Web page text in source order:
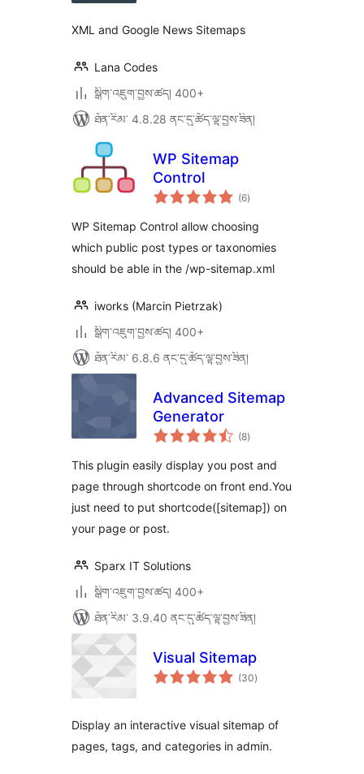
XML and Google News Sitemaps
Lana Codes
སྒྲིག་འཇུག་བྱས་ཚད། 400+
ཐོན་རིམ་ 4.8.28 ནང་དུ་ཚོད་ལྟ་བྱས་ཟིན།
WP Sitemap
Control
(6གདེང་
འཇོག་
ཚང་།
)
WP Sitemap Control allow choosing
which public post types or taxonomies
should be able in the /wp-sitemap.xml
iworks (Marcin Pietrzak)
སྒྲིག་འཇུག་བྱས་ཚད། 400+
ཐོན་རིམ་ 6.8.6 ནང་དུ་ཚོད་ལྟ་བྱས་ཟིན།
Advanced Sitemap
Generator
(8གདེང་
འཇོག་
ཚང་།
)
This plugin easily display you post and
page through shortcode on front end.You
just need to put shortcode([sitemap]) on
your page or post.
Sparx IT Solutions
སྒྲིག་འཇུག་བྱས་ཚད། 400+
ཐོན་རིམ་ 3.9.40 ནང་དུ་ཚོད་ལྟ་བྱས་ཟིན།
Visual Sitemap
(30གདེང་
འཇོག་
)
Display an interactive visual sitemap of
pages, tags, and categories in admin.